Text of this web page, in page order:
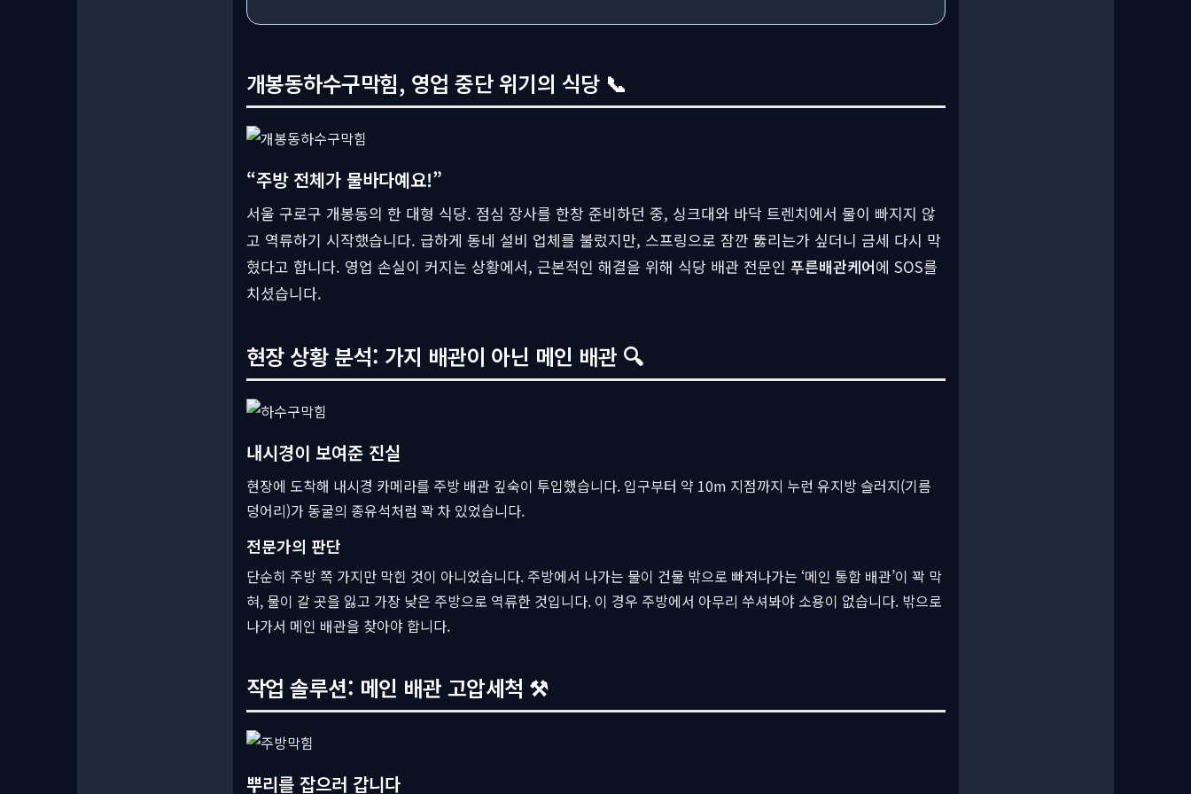
개봉동하수구막힘, 영업 중단 위기의 식당 📞
“주방 전체가 물바다예요!”
서울 구로구 개봉동의 한 대형 식당. 점심 장사를 한창 준비하던 중, 싱크대와 바닥 트렌치에서 물이 빠지지 않
고 역류하기 시작했습니다. 급하게 동네 설비 업체를 불렀지만, 스프링으로 잠깐 뚫리는가 싶더니 금세 다시 막
혔다고 합니다. 영업 손실이 커지는 상황에서, 근본적인 해결을 위해 식당 배관 전문인 푸른배관케어에 SOS를
치셨습니다.
현장 상황 분석: 가지 배관이 아닌 메인 배관 🔍
내시경이 보여준 진실
현장에 도착해 내시경 카메라를 주방 배관 깊숙이 투입했습니다. 입구부터 약 10m 지점까지 누런 유지방 슬러지(기름
덩어리)가 동굴의 종유석처럼 꽉 차 있었습니다.
전문가의 판단
단순히 주방 쪽 가지만 막힌 것이 아니었습니다. 주방에서 나가는 물이 건물 밖으로 빠져나가는 ‘메인 통합 배관’이 꽉 막
혀, 물이 갈 곳을 잃고 가장 낮은 주방으로 역류한 것입니다. 이 경우 주방에서 아무리 쑤셔봐야 소용이 없습니다. 밖으로
나가서 메인 배관을 찾아야 합니다.
작업 솔루션: 메인 배관 고압세척 ⚒
뿌리를 잡으러 갑니다